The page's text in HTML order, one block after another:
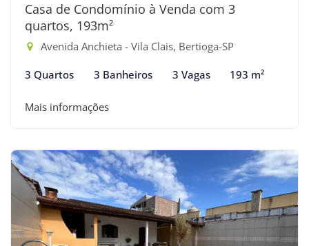
Casa de Condomínio à Venda com 3
quartos, 193m²
Avenida Anchieta - Vila Clais, Bertioga-SP
3 Quartos 3 Banheiros 3 Vagas 193 m²
Mais informações